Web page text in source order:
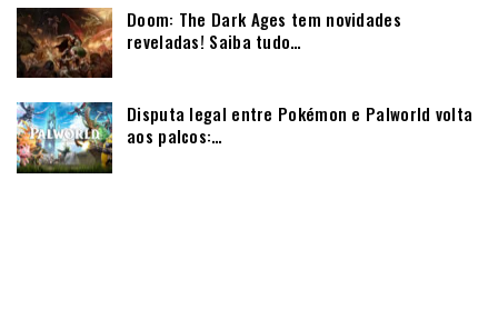
Doom: The Dark Ages tem novidades
reveladas! Saiba tudo…
Disputa legal entre Pokémon e Palworld volta
aos palcos:…